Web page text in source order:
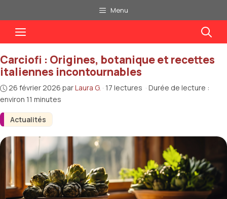
au
contenu
Menu
Menu
Actualités
Carciofi : Origines, botanique et recettes
italiennes incontournables
26 février 2026 parLaura G. · 17 lectures · Durée de lecture :
environ 11 minutes